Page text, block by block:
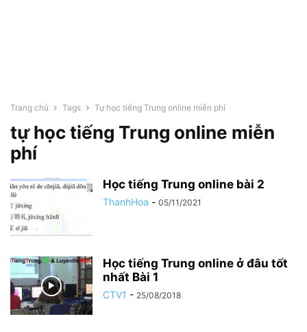
Trang chủ Tags Tự học tiếng Trung online miễn phí
tự học tiếng Trung online miễn
phí
Học tiếng Trung online bài 2
ThanhHoa - 05/11/2021
Học tiếng Trung online ở đâu tốt
nhất Bài 1
CTV1 - 25/08/2018